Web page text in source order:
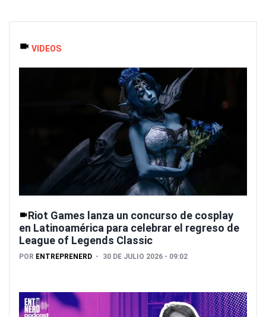
VIDEOS
Riot Games lanza un concurso de cosplay
en Latinoamérica para celebrar el regreso de
League of Legends Classic
POR ENTREPRENERD 30 DE JULIO 2026 - 09:02